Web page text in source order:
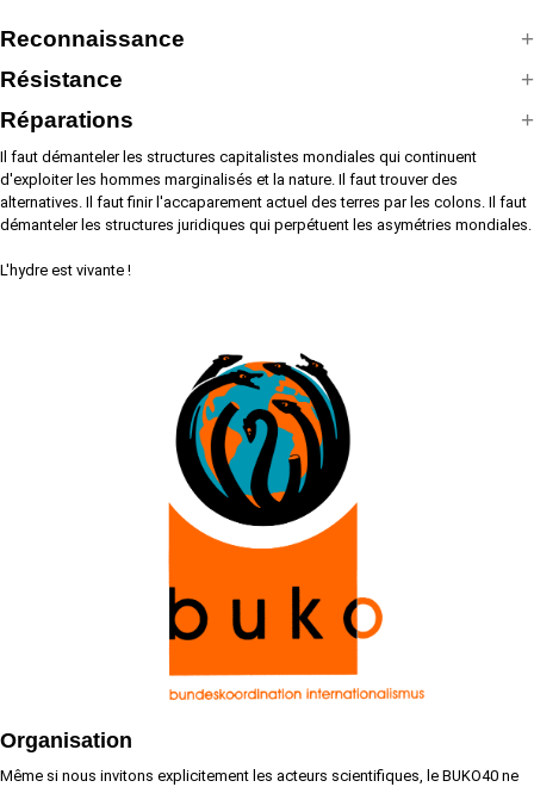
Reconnaissance
Résistance
Réparations
Il faut démanteler les structures capitalistes mondiales qui continuent
d'exploiter les hommes marginalisés et la nature. Il faut trouver des
alternatives. Il faut finir l'accaparement actuel des terres par les colons. Il faut
démanteler les structures juridiques qui perpétuent les asymétries mondiales.
L'hydre est vivante !
Organisation
Même si nous invitons explicitement les acteurs scientifiques, le BUKO40 ne